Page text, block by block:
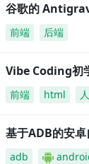
谷歌的
前端 后端
Vibe Coding初
前端 html
基于ADB的安
adb